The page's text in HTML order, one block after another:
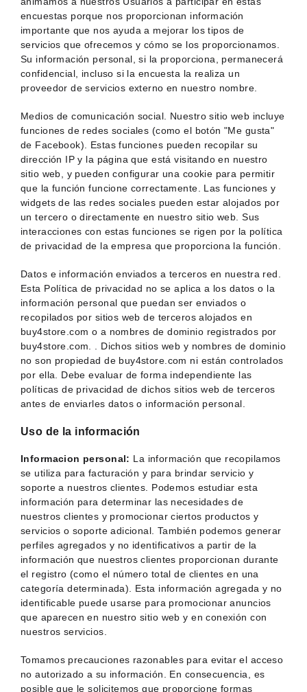
encuestas porque nos proporcionan información
importante que nos ayuda a mejorar los tipos de
servicios que ofrecemos y cómo se los proporcionamos.
Su información personal, si la proporciona, permanecerá
confidencial, incluso si la encuesta la realiza un
proveedor de servicios externo en nuestro nombre.
Medios de comunicación social. Nuestro sitio web incluye
funciones de redes sociales (como el botón "Me gusta"
de Facebook). Estas funciones pueden recopilar su
dirección IP y la página que está visitando en nuestro
sitio web, y pueden configurar una cookie para permitir
que la función funcione correctamente. Las funciones y
widgets de las redes sociales pueden estar alojados por
un tercero o directamente en nuestro sitio web. Sus
interacciones con estas funciones se rigen por la política
de privacidad de la empresa que proporciona la función.
Datos e información enviados a terceros en nuestra red.
Esta Política de privacidad no se aplica a los datos o la
información personal que puedan ser enviados o
recopilados por sitios web de terceros alojados en
buy4store.com o a nombres de dominio registrados por
buy4store.com. . Dichos sitios web y nombres de dominio
no son propiedad de buy4store.com ni están controlados
por ella. Debe evaluar de forma independiente las
políticas de privacidad de dichos sitios web de terceros
antes de enviarles datos o información personal.
Uso de la información
Informacion personal: La información que recopilamos
se utiliza para facturación y para brindar servicio y
soporte a nuestros clientes. Podemos estudiar esta
información para determinar las necesidades de
nuestros clientes y promocionar ciertos productos y
servicios o soporte adicional. También podemos generar
perfiles agregados y no identificativos a partir de la
información que nuestros clientes proporcionan durante
el registro (como el número total de clientes en una
categoría determinada). Esta información agregada y no
identificable puede usarse para promocionar anuncios
que aparecen en nuestro sitio web y en conexión con
nuestros servicios.
Tomamos precauciones razonables para evitar el acceso
no autorizado a su información. En consecuencia, es
posible que le solicitemos que proporcione formas